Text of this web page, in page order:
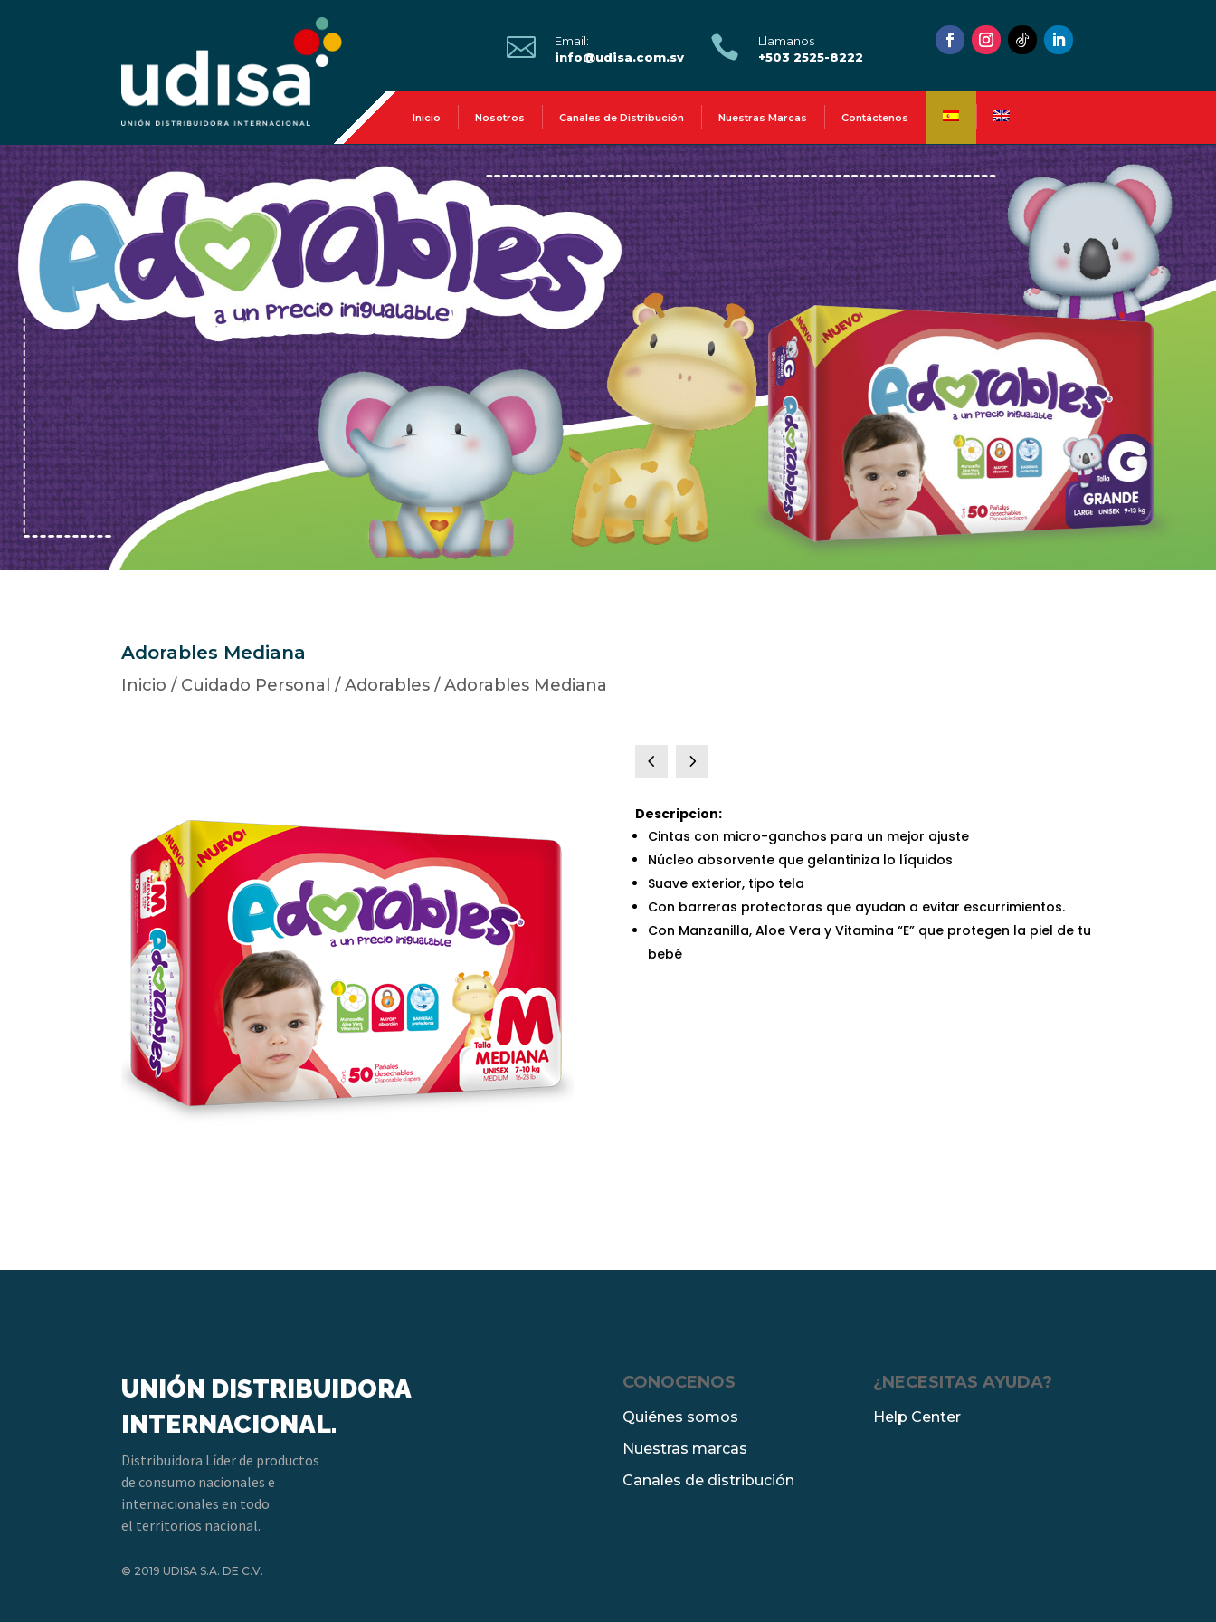

Email:
info@udisa.com.sv

Llamanos
+503 2525-8222
Inicio Nosotros Canales de Distribución Nuestras Marcas Contáctenos
Adorables Mediana
Inicio / Cuidado Personal /Adorables / Adorables Mediana
4 5
Descripcion:
Cintas con micro-ganchos para un mejor ajuste
Núcleo absorvente que gelantiniza lo líquidos
Suave exterior, tipo tela
Con barreras protectoras que ayudan a evitar escurrimientos.
Con Manzanilla, Aloe Vera y Vitamina “E” que protegen la piel de tu
bebé
UNIÓN DISTRIBUIDORA
INTERNACIONAL.
Distribuidora Líder de productos
de consumo nacionales e
internacionales en todo
el territorios nacional.
© 2019 UDISA S.A. DE C.V.
CONOCENOS
Quiénes somos
Nuestras marcas
Canales de distribución
¿NECESITAS AYUDA?
Help Center